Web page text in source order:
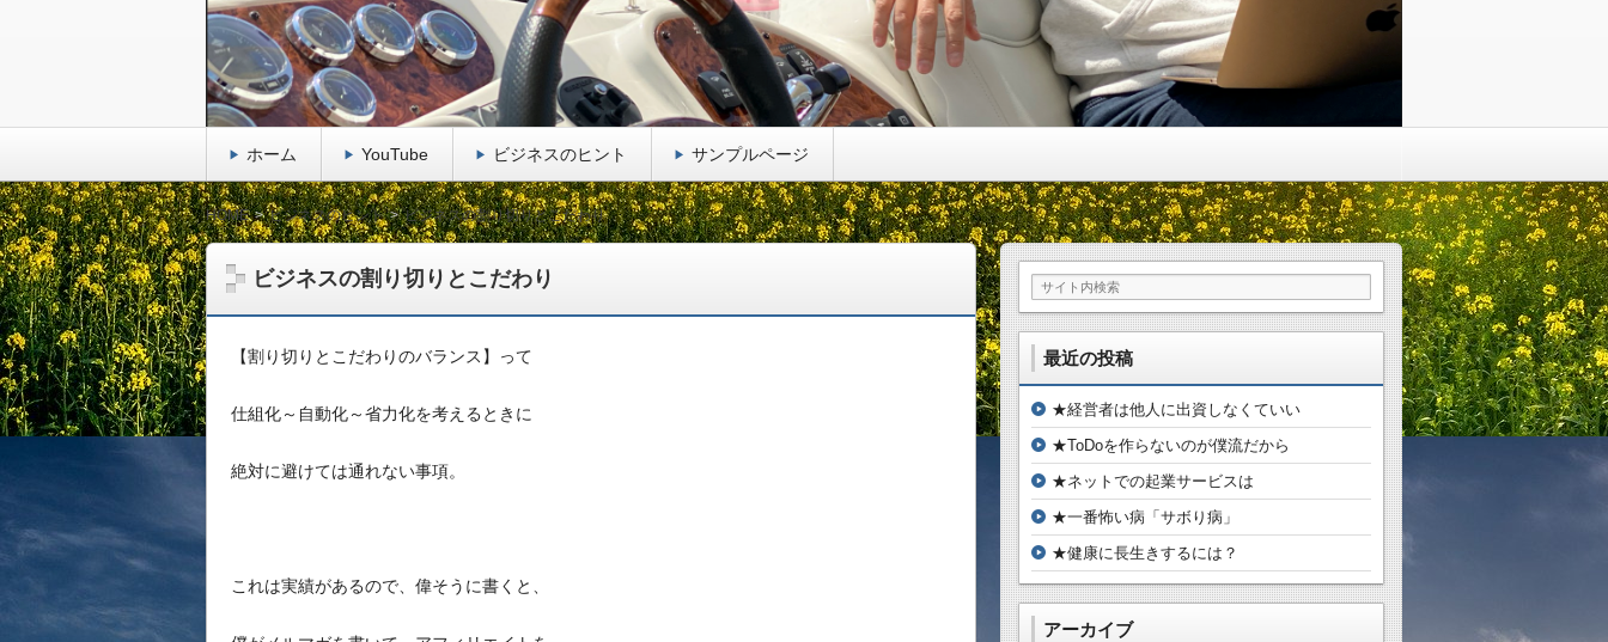
ホーム YouTube ビジネスのヒント サンプルページ
HOME ビジネスのヒント ビジネスの割り切りとこだわり
ビジネスの割り切りとこだわり
【割り切りとこだわりのバランス】って
仕組化～自動化～省力化を考えるときに
絶対に避けては通れない事項。
これは実績があるので、偉そうに書くと、
最近の投稿
★経営者は他人に出資しなくていい
★ToDoを作らないのが僕流だから
★ネットでの起業サービスは
★一番怖い病「サボり病」
★健康に長生きするには？
アーカイブ